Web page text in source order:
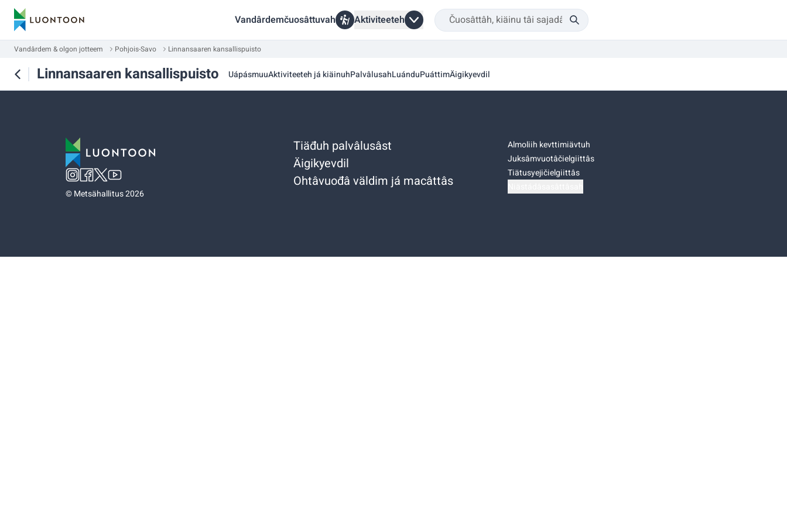
Vandârdemčuosâttuvah Aktiviteeteh
Vandârdem & olgon jotteem Pohjois-Savo Linnansaaren kansallispuisto
Linnansaaren kansallispuisto UápásmuuAktiviteeteh já kiäinuhPalvâlusahLuánduPuáttimÄigikyevdil
©Metsähallitus 2026
Tiäđuh palvâlusâst
Äigikyevdil
Ohtâvuođâ väldim já macâttâs
Almoliih kevttimiävtuh
Juksâmvuotâčielgiittâs
Tiätusyejičielgiittâs